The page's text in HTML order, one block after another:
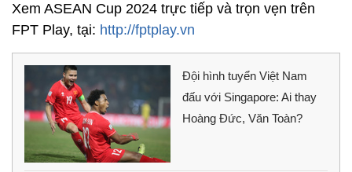
Xem ASEAN Cup 2024 trực tiếp và trọn vẹn trên
FPT Play, tại: http://fptplay.vn
Đội hình tuyển Việt Nam
đấu với Singapore: Ai thay
Hoàng Đức, Văn Toàn?